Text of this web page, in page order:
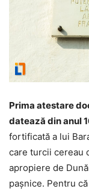
Prima atestare
datează din anul
fortificată a lui
care turcii cereau
apropiere de
paşnice. Pentru